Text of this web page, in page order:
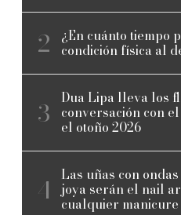
¿En cuánto tiempo
condición física al
Dua Lipa lleva los
conversación con
el otoño 2026
Las uñas con
joya serán el nail
cualquier manicure